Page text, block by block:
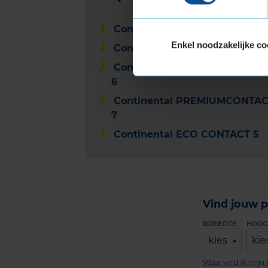
Enkel noodzakelijke
Continental ECO CONTACT 6
Continental ULTRACONTACT
Continental
6
Continental
7
Continental ECO CONTACT 5
Vind jouw
BREEDTE
kies
Waar vind ik mijn